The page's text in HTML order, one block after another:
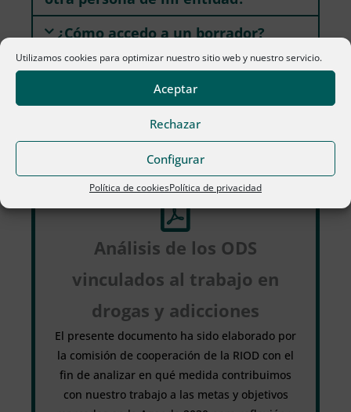
Utilizamos cookies para optimizar nuestro sitio web y nuestro servicio.
Aceptar
Rechazar
Configurar
Política de cookiesPolítica de privacidad
¿Cómo accedo a un borrador?
Documentación
Análisis de los ODS
vinculados al trabajo en
drogas y adicciones
El presente documento ha sido elaborado por
la comisión de cooperación de la RIOD con el
fin de analizar en qué medida contribuimos
con nuestro trabajo a las metas y objetivos